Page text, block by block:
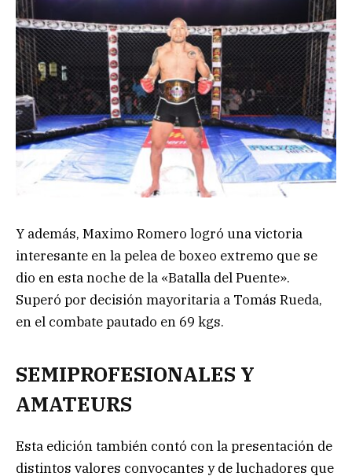
Y además, Maximo Romero logró una victoria
interesante en la pelea de boxeo extremo que se
dio en esta noche de la «Batalla del Puente».
Superó por decisión mayoritaria a Tomás Rueda,
en el combate pautado en 69 kgs.
SEMIPROFESIONALES Y
AMATEURS
Esta edición también contó con la presentación de
distintos valores convocantes y de luchadores que